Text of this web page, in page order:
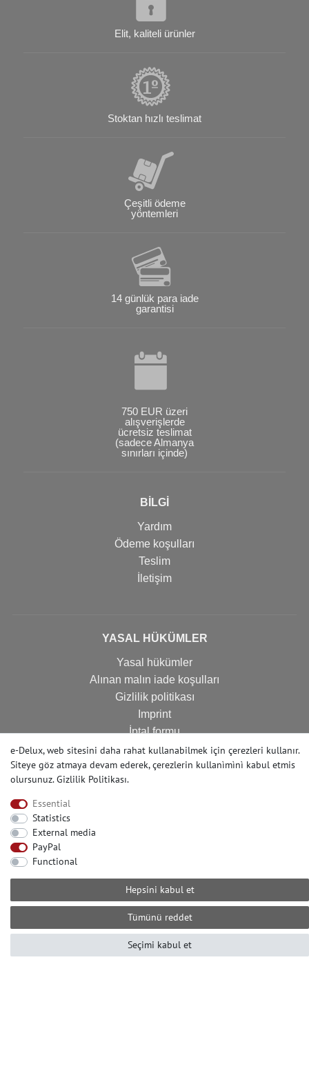
Elit, kaliteli ürünler
Stoktan hızlı teslimat
Çeşitli ödeme
yöntemleri
14 günlük para iade
garantisi
750 EUR üzeri
alışverişlerde
ücretsiz teslimat
(sadece Almanya
sınırları içinde)
BİLGİ
Yardım
Ödeme koşulları
Teslim
İletişim
YASAL HÜKÜMLER
Yasal hükümler
Alınan malın iade koşulları
Gizlilik politikası
Imprint
İptal formu
Yardıma mı ihtiyacınız var? Bizi arayın:
Pzt-Cum 10 ile 16 arası (GMT +1)
ÖDEME KOŞULLARI
e-Delux, web sitesini daha rahat kullanabilmek için çerezleri kullanır.
Siteye göz atmaya devam ederek, çerezlerin kullanìmìnì kabul etmis
olursunuz.Gizlilik Politikası.
Essential
Statistics
External media
PayPal
Functional
Hepsini kabul et
Tümünü reddet
Seçimi kabul et